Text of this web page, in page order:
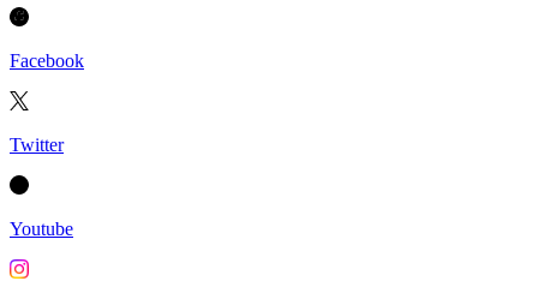
Facebook
Twitter
Youtube